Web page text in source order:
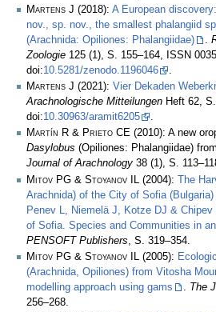
Martens J (2018): A European discovery:
nov., sp. nov., the smallest phalangiid
(Arachnida: Opiliones: Phalangiidae)
.
Zoologie 125 (1), S. 155–164, ISSN
doi:10.5281/zenodo.1196046
.
Martens J (2021): Vier Dekaden
Arachnologische Mitteilungen Heft 62,
doi:10.30963/aramit6205
.
Martín R & Prieto CE (2010): A new
Dasylobus (Opiliones: Phalangiidae)
Journal of Arachnology 38 (1), S.
Mitov PG & Stoyanov IL
(2004): The
Arachnida) of the City of Sofia
Penev L, Niemelä J, Kotze DJ &
of Sofia. Species and Communities in
PENSOFT Publishers , S. 319–354.
Mitov PG & Stoyanov IL (2005):
(Arachnida, Opiliones) from Vitosha
modelling approach using gams
. The
256–268.